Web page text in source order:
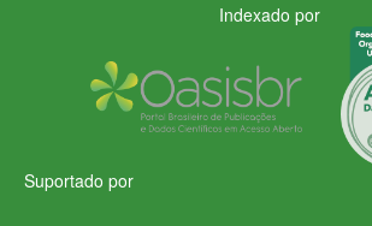
Indexado por
Suportado por